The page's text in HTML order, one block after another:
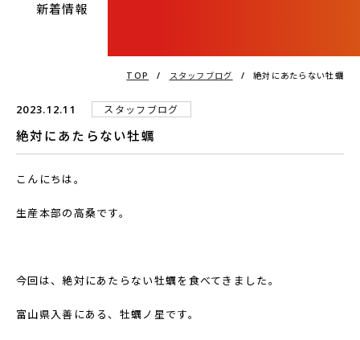
新着情報
TOP / スタッフブログ / 絶対にあたらない牡蠣
2023.12.11 スタッフブログ
絶対にあたらない牡蠣
こんにちは。
生産本部の高桑です。
今回は、絶対にあたらない牡蠣を食べてきました。
富山県入善にある、牡蠣ノ星です。